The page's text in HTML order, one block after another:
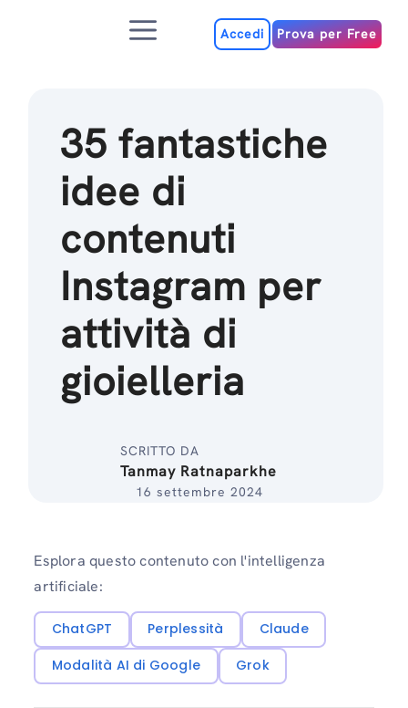
MenuAccedi Prova per Free
35 fantastiche
idee di
contenuti
Instagram per
attività di
gioielleria
SCRITTO DA
Tanmay Ratnaparkhe
16 settembre 2024
Esplora questo contenuto con l'intelligenza
artificiale:
ChatGPT Perplessità
Claude
Modalità AI di Google
Grok